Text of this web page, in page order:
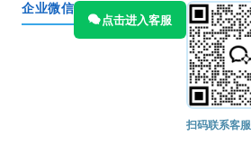
企业微信
点击进入客服
扫码联系客服